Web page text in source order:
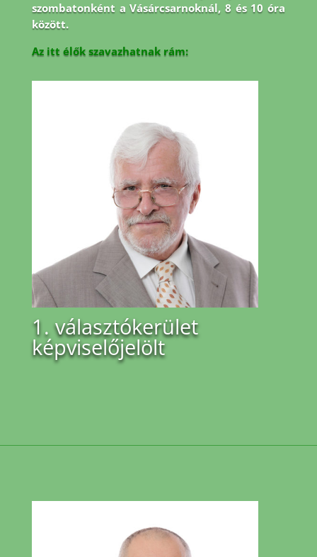
szombatonként a Vásárcsarnoknál, 8 és 10 óra
között.
Az itt élők szavazhatnak rám:
1. választókerület
képviselőjelölt